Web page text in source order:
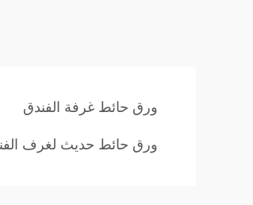
ورق حائط غرفة الفندق
ورق حائط حديث لغرف